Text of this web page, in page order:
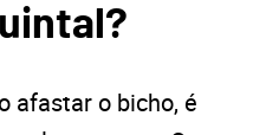
afastar o bicho, é